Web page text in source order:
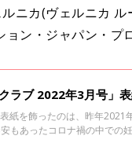
ニカ(ヴェルニカ
ン・ジャパン・プ
ラブ 2022年3月号」表
紙を飾ったのは、昨年
もあったコロナ禍の中での